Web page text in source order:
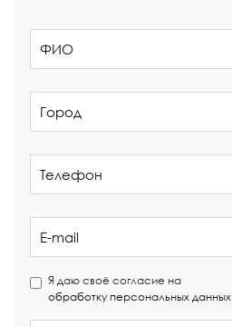
Я даю своё согласие на
обработку персональных данных